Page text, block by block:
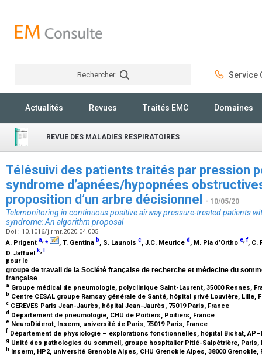
Rechercher Service
Actualités Revues Traités EMC Domaines
REVUE DES MALADIES RESPIRATOIRES
Télésuivi des patients traités par pression
syndrome d’apnées/hypopnées
proposition d’un arbre décisionnel
- 10/05/20
Telemonitoring in continuous positive airway pressure-treated patients
syndrome: An algorithm proposal
Doi : 10.1016/j.rmr.2020.04.005
A. Prigent a,⁎ , T. Gentina b, S. Launois c, J.C. Meurice d , M. Pia d’Ortho e,f, C.
D. Jaffuel k
pour le
groupe de travail de la Société française de recherche et médecine du
française
a Groupe médical de pneumologie, polyclinique Saint-Laurent, 35000 Rennes,
b Centre CESAL groupe Ramsay générale de Santé, hôpital privé Louvière, Lille,
c CEREVES Paris Jean-Jaurès, hôpital Jean-Jaurès, 75019 Paris, France
d Département de pneumologie, CHU de Poitiers, Poitiers, France
e NeuroDiderot, Inserm, université de Paris, 75019 Paris, France
f Département de physiologie – explorations fonctionnelles, hôpital Bichat,
g Unité des pathologies du sommeil, groupe hospitalier Pitié-Salpêtrière, Paris,
h Inserm, HP2, université Grenoble Alpes, CHU Grenoble Alpes, 38000 Grenoble,